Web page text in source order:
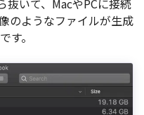
のようなファイルが生成
す。